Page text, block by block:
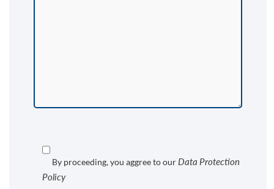
By proceeding, you aggree to our Data Protection
Policy